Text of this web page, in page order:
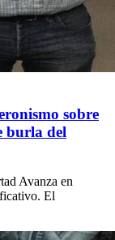
sobre
burla del
Avanza en
El